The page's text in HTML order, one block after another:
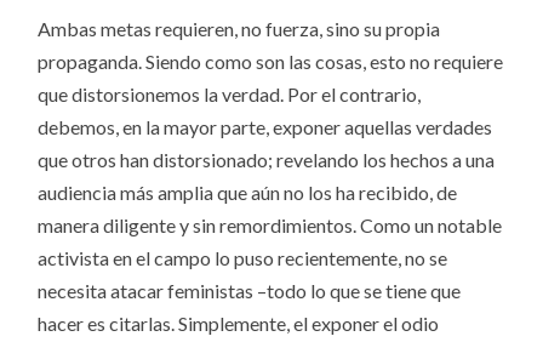
Ambas metas requieren, no fuerza, sino su propia
propaganda. Siendo como son las cosas, esto no requiere
que distorsionemos la verdad. Por el contrario,
debemos, en la mayor parte, exponer aquellas verdades
que otros han distorsionado; revelando los hechos a una
audiencia más amplia que aún no los ha recibido, de
manera diligente y sin remordimientos. Como un notable
activista en el campo lo puso recientemente, no se
necesita atacar feministas –todo lo que se tiene que
hacer es citarlas. Simplemente, el exponer el odio